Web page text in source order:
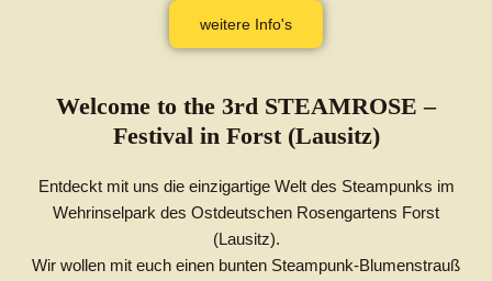
weitere Info's
Welcome to the 3rd STEAMROSE –
Festival in Forst (Lausitz)
Entdeckt mit uns die einzigartige Welt des Steampunks im
Wehrinselpark des Ostdeutschen Rosengartens Forst
(Lausitz).
Wir wollen mit euch einen bunten Steampunk-Blumenstrauß